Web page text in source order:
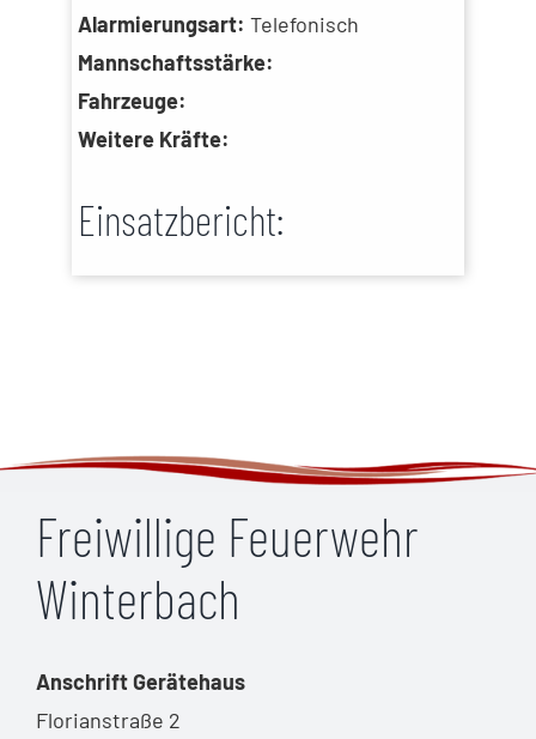
Alarmierungsart: Telefonisch
Mannschaftsstärke:
Fahrzeuge:
Weitere Kräfte:
Einsatzbericht:
Freiwillige Feuerwehr
Winterbach
Anschrift Gerätehaus
Florianstraße 2